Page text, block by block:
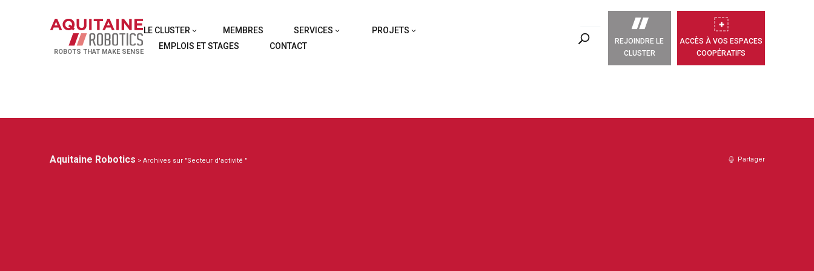
ROBOTS THAT MAKE SENSE
LE CLUSTER MEMBRES SERVICES
PROJETS
EMPLOIS ET STAGES
CONTACT
REJOINDRE LE
CLUSTER
ACCÈS À VOS ESPACES
COOPÉRATIFS
Aquitaine Robotics > Archives sur "Secteur d'activité " Partager